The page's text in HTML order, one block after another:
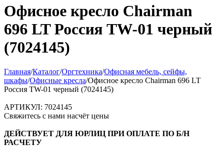
Офисное кресло Chairman
696 LT Россия TW-01 черный
(7024145)
Главная/Каталог/Оргтехника/Офисная мебель, сейфы,
шкафы/Офисные кресла/Офисное кресло Chairman 696 LT
Россия TW-01 черный (7024145)
АРТИКУЛ: 7024145
Свяжитесь с нами насчёт цены
ДЕЙСТВУЕТ ДЛЯ ЮРЛИЦ ПРИ ОПЛАТЕ ПО Б/Н
РАСЧЕТУ